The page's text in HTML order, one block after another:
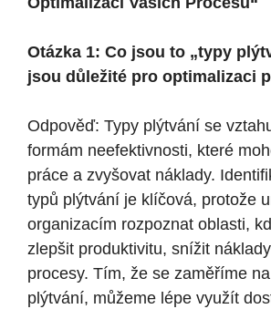
Otázka 1: Co jsou to „typy
jsou důležité pro optimalizaci
Odpověď: Typy plýtvání se
formám neefektivnosti, které
práce a zvyšovat náklady.
typů plýtvání je klíčová, protože
organizacím rozpoznat oblasti,
zlepšit produktivitu, snížit
procesy. Tím, že se zaměříme
plýtvání, můžeme lépe využít